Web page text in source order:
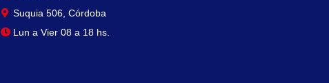
Suquia 506, Córdoba
Lun a Vier 08 a 18 hs.